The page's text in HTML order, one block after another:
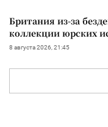
Британия из-за
коллекции юрских
8 августа 2026, 21:45